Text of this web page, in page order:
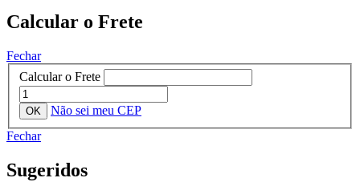
Calcular o Frete
Fechar
Calcular o Frete
Não sei meu CEP
Fechar
Sugeridos